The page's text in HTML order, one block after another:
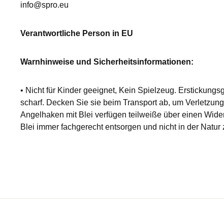
info@spro.eu
Verantwortliche Person in EU
Warnhinweise und Sicherheitsinformationen:
• Nicht für Kinder geeignet, Kein Spielzeug.
scharf. Decken Sie sie beim Transport ab, um
Angelhaken mit Blei verfügen teilweiße über einen
Blei immer fachgerecht entsorgen und nicht in der Natur